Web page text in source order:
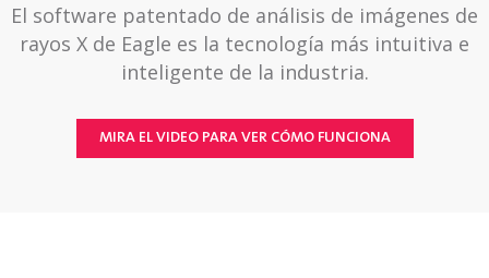
El software patentado de análisis de imágenes de
rayos X de Eagle es la tecnología más intuitiva e
inteligente de la industria.
MIRA EL VIDEO PARA VER CÓMO FUNCIONA